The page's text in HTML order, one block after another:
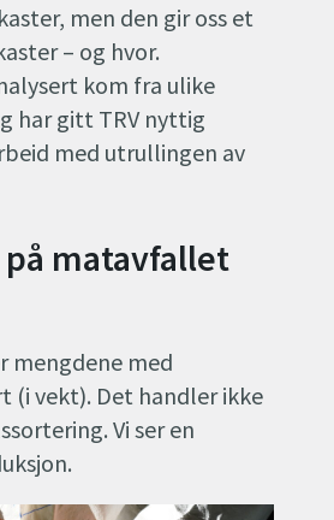
men den gir oss et
– og hvor.
kom fra ulike
har gitt TRV nyttig
med utrullingen av
matavfallet
mengdene med
(i vekt). Det handler ikke
Vi ser en